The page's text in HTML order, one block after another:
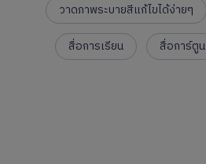
วาดภาพระบายสีแก้ไขได้ง่ายๆ
สื่อการเรียน
สื่อการ์ตูน